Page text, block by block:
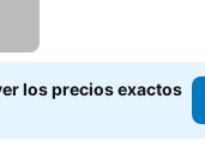
los precios exactos